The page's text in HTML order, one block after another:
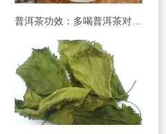
普洱茶功效：多喝普洱茶对糖尿病人有特别功效